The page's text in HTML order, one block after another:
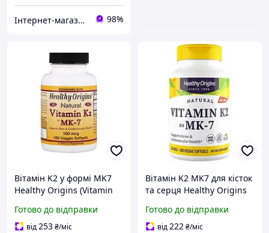
Інтернет-магазин спортивного харчування у Вінниці «Kings Nutrition» 98%
Вітамін K2 у формі MK7
Healthy Origins (Vitamin
шт
Готово до відправки
від253₴/міс
Вітамін K2 MK7 для кісток
та серця Healthy Origins
мкг 180 кап
Готово до відправки
від222₴/міс